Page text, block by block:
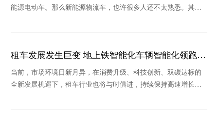
能源电动车。那么新能源物流车，也许很多人还不太熟悉。其实
租车发展发生巨变 地上铁智能化车辆智能化领跑行
业
当前，市场环境日新月异，在消费升级、科技创新、双碳达标的
全新发展机遇下，租车行业也将与时俱进，持续保持高速增长。